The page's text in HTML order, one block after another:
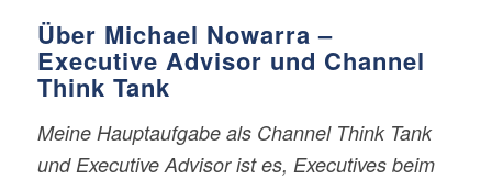
Über Michael Nowarra –
Executive Advisor und Channel
Think Tank
Meine Hauptaufgabe als Channel Think Tank
und Executive Advisor ist es, Executives beim